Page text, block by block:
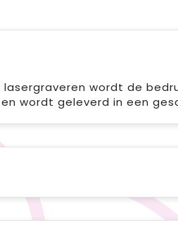
wordt de
wordt geleverd in een